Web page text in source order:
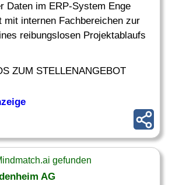
Daten im ERP-System Enge
mit internen Fachbereichen zur
reibungslosen Projektablaufs
ZUM STELLENANGEBOT
gefunden
AG